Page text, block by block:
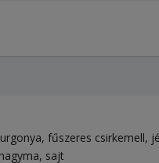
fűszeres csirkemell
sajt